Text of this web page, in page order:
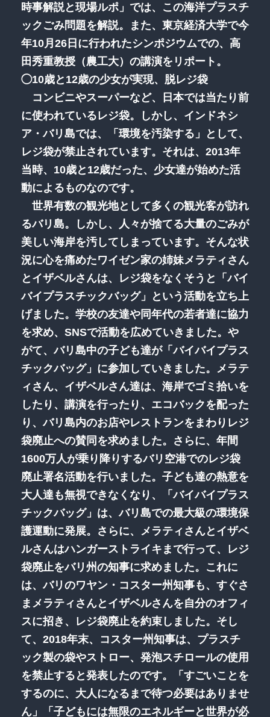
時事解説と現場ルポ」では、この海洋プラスチ
ックごみ問題を解説。また、東京経済大学で今
年10月26日に行われたシンポジウムでの、高
田秀重教授（農工大）の講演をリポート。
◯10歳と12歳の少女が実現、脱レジ袋
コンビニやスーパーなど、日本では当たり前
に使われているレジ袋。しかし、インドネシ
ア・バリ島では、「環境を汚染する」として、
レジ袋が禁止されています。それは、2013年
当時、10歳と12歳だった、少女達が始めた活
動によるものなのです。
世界有数の観光地として多くの観光客が訪れ
るバリ島。しかし、人々が捨てる大量のごみが
美しい海岸を汚してしまっています。そんな状
況に心を痛めたワイゼン家の姉妹メラティさん
とイザベルさんは、レジ袋をなくそうと「バイ
バイプラスチックバッグ」という活動を立ち上
げました。学校の友達や同年代の若者達に協力
を求め、SNSで活動を広めていきました。や
がて、バリ島中の子ども達が「バイバイプラス
チックバッグ」に参加していきました。メラテ
ィさん、イザベルさん達は、海岸でゴミ拾いを
したり、講演を行ったり、エコバックを配った
り、バリ島内のお店やレストランをまわりレジ
袋廃止への賛同を求めました。さらに、年間
1600万人が乗り降りするバリ空港でのレジ袋
廃止署名活動を行いました。子ども達の熱意を
大人達も無視できなくなり、「バイバイプラス
チックバッグ」は、バリ島での最大級の環境保
護運動に発展。さらに、メラティさんとイザベ
ルさんはハンガーストライキまで行って、レジ
袋廃止をバリ州の知事に求めました。これに
は、バリのワヤン・コスター州知事も、すぐさ
まメラティさんとイザベルさんを自分のオフィ
スに招き、レジ袋廃止を約束しました。そし
て、2018年末、コスター州知事は、プラスチ
ック製の袋やストロー、発泡スチロールの使用
を禁止すると発表したのです。「すごいことを
するのに、大人になるまで待つ必要はありませ
ん」「子どもには無限のエネルギーと世界が必